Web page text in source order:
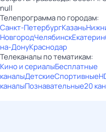
null
Телепрограмма по городам:
Санкт-ПетербургКазань
НовгородЧелябинск
на-ДонуКраснодар
Телеканалы по тематикам:
Кино и сериалыБесплатные
каналыДетскиеСпортивные
каналыПознавательные20